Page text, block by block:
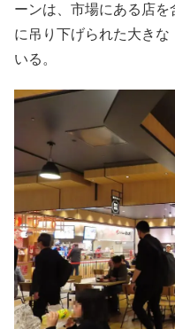
ーンは、市場にある店
に吊り下げられた大き
いる。